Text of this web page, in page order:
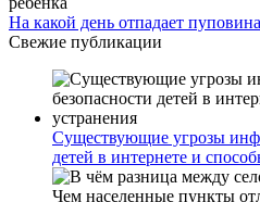
На какой день отпадает
Свежие публикации
Существующие угрозы
детей в интернете и